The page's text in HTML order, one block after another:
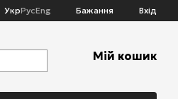
УкрРусEng Бажання Вхід
Мій кошик